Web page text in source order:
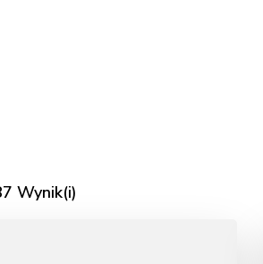
Wynik(i)